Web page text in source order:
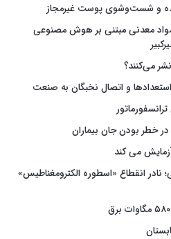
و شست‌وشوی پوست غیرمجاز
معدنی مبتنی بر هوش مصنوعی
می‌کنند؟
و اتصال نخبگان به صنعت
خطر بودن جان بیماران
می کند
نادر انقطاع «اسطوره الکترومغناطیس»